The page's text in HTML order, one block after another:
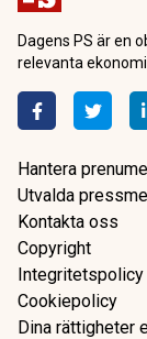
Dagens PS är en
relevanta
Hantera
Utvalda
Kontakta oss
Copyright
Cookiepolicy
Dina rättigheter